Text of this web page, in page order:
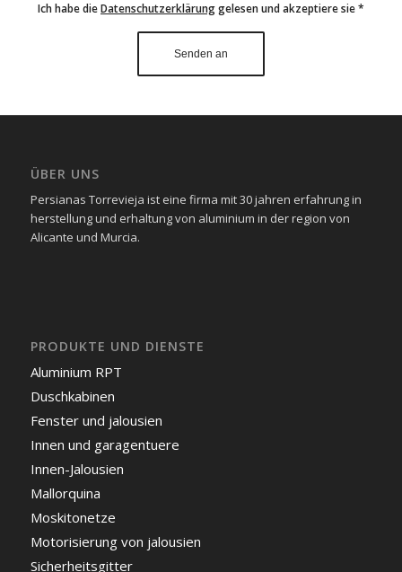
Ich habe dieDatenschutzerklärunggelesen und akzeptiere sie*
ÜBER UNS
Persianas Torrevieja ist eine firma mit 30 jahren erfahrung in
herstellung und erhaltung von aluminium in der region von
Alicante und Murcia.
PRODUKTE UND DIENSTE
Aluminium RPT
Duschkabinen
Fenster und jalousien
Innen und garagentuere
Innen-Jalousien
Mallorquina
Moskitonetze
Motorisierung von jalousien
Sicherheitsgitter